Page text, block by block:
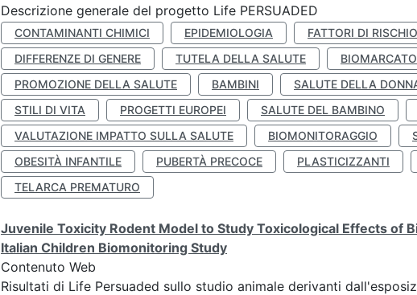
Descrizione generale del progetto Life PERSUADED
CONTAMINANTI CHIMICI EPIDEMIOLOGIA FATTORI DI RISCHIO
DIFFERENZE DI GENERE
TUTELA DELLA SALUTE
PROMOZIONE DELLA SALUTE
BAMBINI SALUTE DELLA
STILI DI VITA
PROGETTI EUROPEI SALUTE DEL BAMBINO
VALUTAZIONE IMPATTO SULLA SALUTE
BIOMONITORAGGIO
OBESITÀ INFANTILE
PUBERTÀ PRECOCE PLASTICIZZANTI
TELARCA PREMATURO
Juvenile Toxicity Rodent Model to Study Toxicological Effects of
Italian Children Biomonitoring Study
Contenuto Web
Risultati di Life Persuaded sullo studio animale derivanti